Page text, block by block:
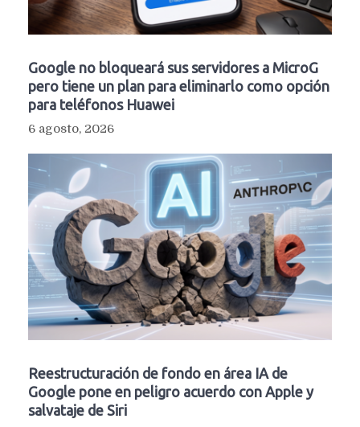
Google no bloqueará sus servidores a MicroG
pero tiene un plan para eliminarlo como opción
para teléfonos Huawei
6 agosto, 2026
Reestructuración de fondo en área IA de
Google pone en peligro acuerdo con Apple y
salvataje de Siri